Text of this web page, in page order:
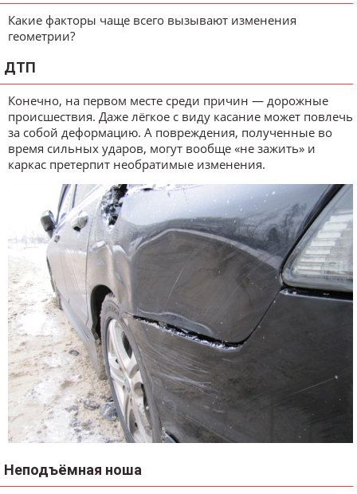
Какие факторы чаще всего вызывают изменения
геометрии?
ДТП
Конечно, на первом месте среди причин — дорожные
происшествия. Даже лёгкое с виду касание может повлечь
за собой деформацию. А повреждения, полученные во
время сильных ударов, могут вообще «не зажить» и
каркас претерпит необратимые изменения.
Неподъёмная ноша